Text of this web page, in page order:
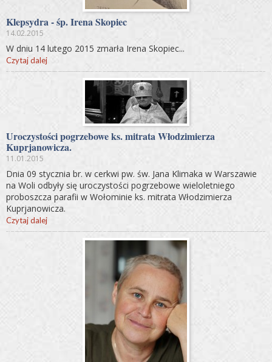
Klepsydra - śp. Irena Skopiec
14.02.2015
W dniu 14 lutego 2015 zmarła Irena Skopiec...
Czytaj dalej
Uroczystości pogrzebowe ks. mitrata Włodzimierza
Kuprjanowicza.
11.01.2015
Dnia 09 stycznia br. w cerkwi pw. św. Jana Klimaka w Warszawie
na Woli odbyły się uroczystości pogrzebowe wieloletniego
proboszcza parafii w Wołominie ks. mitrata Włodzimierza
Kuprjanowicza.
Czytaj dalej